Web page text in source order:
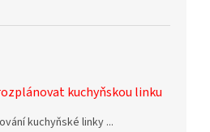
kuchyňskou linku
kuchyňské linky ...